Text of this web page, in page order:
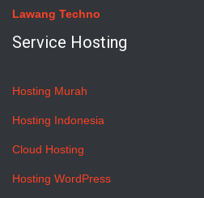
Lawang Techno
Service Hosting
Hosting Murah
Hosting Indonesia
Cloud Hosting
Hosting WordPress